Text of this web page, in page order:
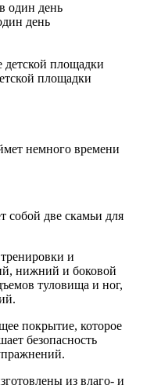
день
площадки
немного времени
собой две скамьи для
и
нижний и боковой
туловища и ног,
покрытие, которое
безопасность
из влаго- и